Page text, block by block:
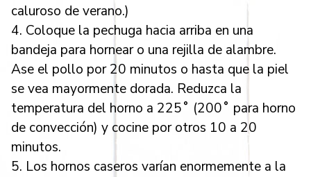
caluroso de verano.)
4. Coloque la pechuga hacia arriba en una
bandeja para hornear o una rejilla de alambre.
Ase el pollo por 20 minutos o hasta que la piel
se vea mayormente dorada. Reduzca la
temperatura del horno a 225˚ (200˚ para horno
de convección) y cocine por otros 10 a 20
minutos.
5. Los hornos caseros varían enormemente a la